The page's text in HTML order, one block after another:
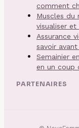
comment
Muscles du
visualiser
Assurance
savoir
Semainier
en un coup
PARTENAIRES